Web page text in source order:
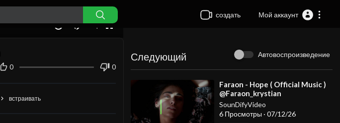
создать Мой аккаунт
Следующий Автовоспроизведение
⁣Faraon - Hope ( Official Music )
@Faraon_krystian
SounDifyVideo
6 Просмотры · 07/12/26
0 0
встраивать